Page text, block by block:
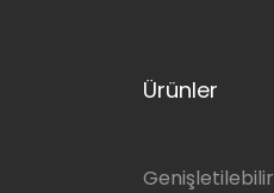
Ürünler
Genişletilebilir